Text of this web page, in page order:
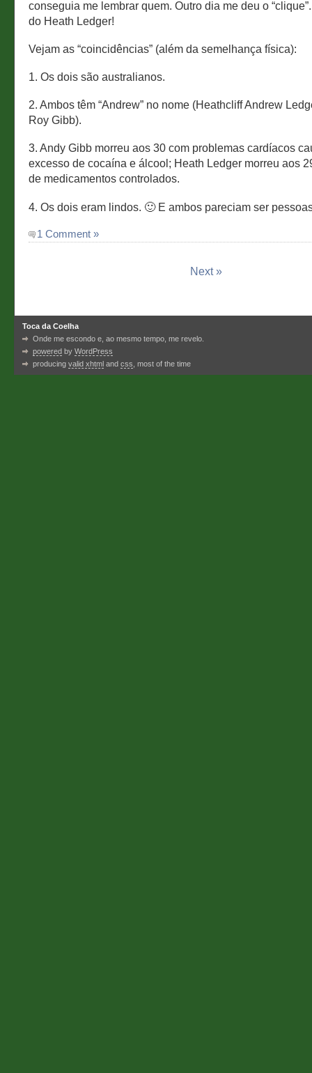
conseguia me lembrar quem. Outro dia me deu o
do Heath Ledger!
Vejam as “coincidências” (além da semelhança física):
1. Os dois são australianos.
2. Ambos têm “Andrew” no nome (Heathcliff Andrew
Roy Gibb).
3. Andy Gibb morreu aos 30 com problemas cardíacos
excesso de cocaína e álcool; Heath Ledger morreu aos
de medicamentos controlados.
4. Os dois eram lindos. 🙂 E ambos pareciam ser
1 Comment »
Next »
Toca da Coelha
Onde me escondo e, ao mesmo tempo, me revelo.
powered by WordPress
producing valid xhtml and css , most of the time